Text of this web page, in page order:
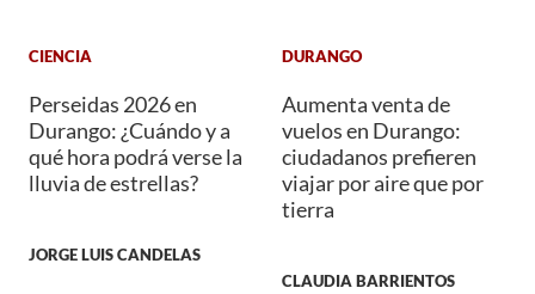
CIENCIA
Perseidas 2026 en
Durango: ¿Cuándo y a
qué hora podrá verse la
lluvia de estrellas?
JORGE LUIS CANDELAS
DURANGO
Aumenta venta de
vuelos en Durango:
ciudadanos prefieren
viajar por aire que por
tierra
CLAUDIA BARRIENTOS